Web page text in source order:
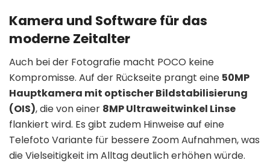
Kamera und Software für das
moderne Zeitalter
Auch bei der Fotografie macht POCO keine
Kompromisse. Auf der Rückseite prangt eine 50MP
Hauptkamera mit optischer Bildstabilisierung
(OIS), die von einer 8MP Ultraweitwinkel Linse
flankiert wird. Es gibt zudem Hinweise auf eine
Telefoto Variante für bessere Zoom Aufnahmen, was
die Vielseitigkeit im Alltag deutlich erhöhen würde.